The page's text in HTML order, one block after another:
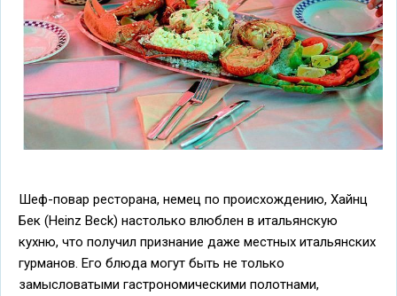
Шеф-повар ресторана, немец по происхождению, Хайнц
Бек (Heinz Beck) настолько влюблен в итальянскую
кухню, что получил признание даже местных итальянских
гурманов. Его блюда могут быть не только
замысловатыми гастрономическими полотнами,